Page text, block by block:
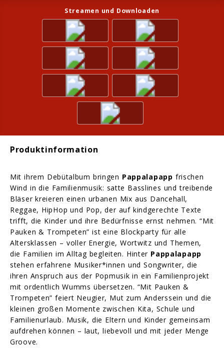
Streamen und Downloaden
Produktinformation
Mit ihrem Debütalbum bringen Pappalapapp frischen
Wind in die Familienmusik: satte Basslines und treibende
Bläser kreieren einen urbanen Mix aus Dancehall,
Reggae, HipHop und Pop, der auf kindgerechte Texte
trifft, die Kinder und ihre Bedürfnisse ernst nehmen. “Mit
Pauken & Trompeten” ist eine Blockparty für alle
Altersklassen – voller Energie, Wortwitz und Themen,
die Familien im Alltag begleiten. Hinter Pappalapapp
stehen erfahrene Musiker*innen und Songwriter, die
ihren Anspruch aus der Popmusik in ein Familienprojekt
mit ordentlich Wumms übersetzen. “Mit Pauken &
Trompeten” feiert Neugier, Mut zum Anderssein und die
kleinen großen Momente zwischen Kita, Schule und
Familienurlaub. Musik, die Eltern und Kinder gemeinsam
aufdrehen können – laut, liebevoll und mit jeder Menge
Groove.